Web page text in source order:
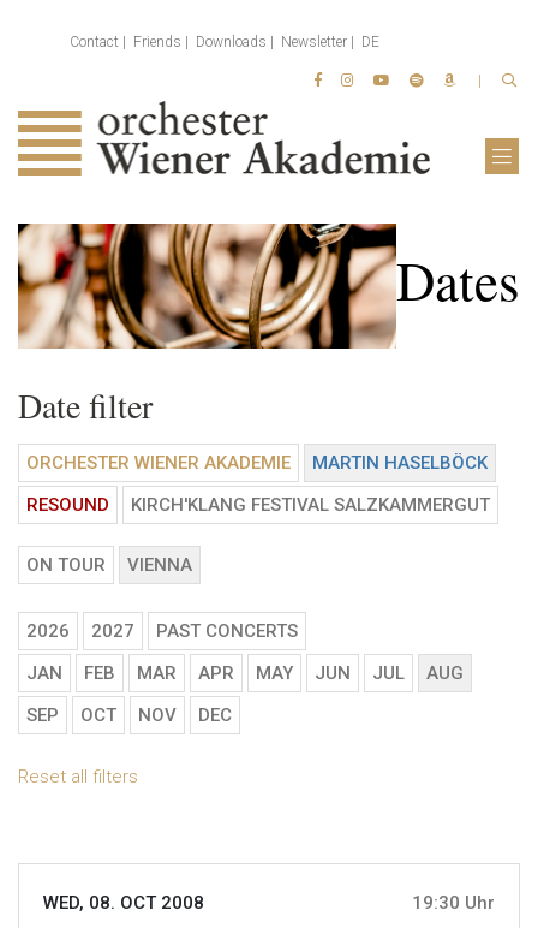
Contact Friends Downloads Newsletter DE
Dates
Date filter
ORCHESTER WIENER AKADEMIE
MARTIN HASELBÖCK
RESOUND
KIRCH'KLANG FESTIVAL SALZKAMMERGUT
ON TOUR VIENNA
2026 2027
PAST CONCERTS
JAN
FEB MAR APR MAY JUN JUL
AUG
SEP
OCT NOV DEC
Reset all filters
WED, 08. OCT 2008 19:30 Uhr